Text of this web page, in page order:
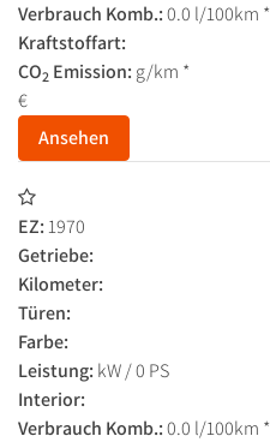
Verbrauch Komb.:0.0 l/100km *
Kraftstoffart:
CO2 Emission: g/km *
€
Ansehen
EZ: 1970
Getriebe:
Kilometer:
Türen:
Farbe:
Leistung: kW / 0 PS
Interior:
Verbrauch Komb.:0.0 l/100km *